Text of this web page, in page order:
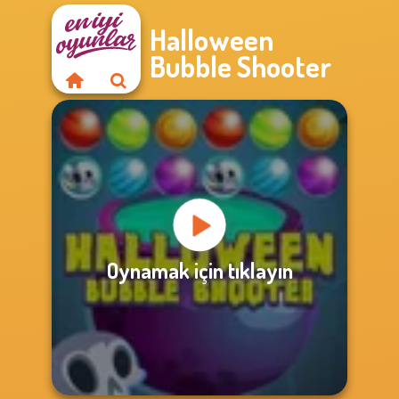
Halloween
Bubble Shooter
Oynamak için tıklayın